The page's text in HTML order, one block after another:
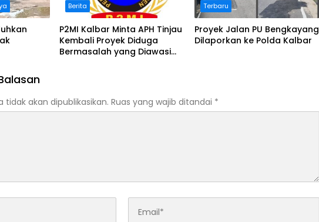
Berita
P2MI Kalbar Minta APH Tinjau
Kembali Proyek Diduga
Bermasalah yang Diawasi
Terbaru
Proyek Jalan PU Bengkayang
Dilaporkan ke Polda Kalbar
tidak akan dipublikasikan. Ruas yang wajib ditandai *